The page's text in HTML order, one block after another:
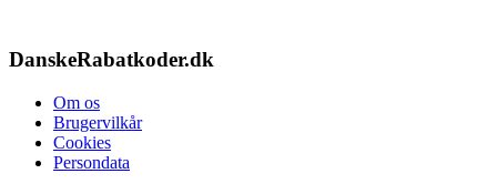
DanskeRabatkoder.dk
Om os
Brugervilkår
Cookies
Persondata